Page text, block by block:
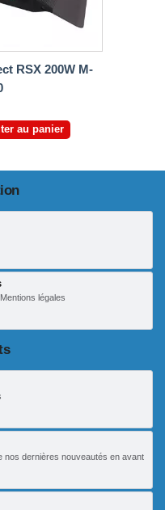
RSX 200W M-
au panier
légales
nos dernières nouveautés en avant